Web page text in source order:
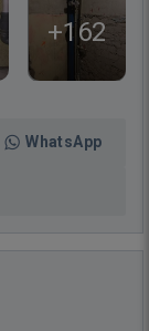
+162
WhatsApp